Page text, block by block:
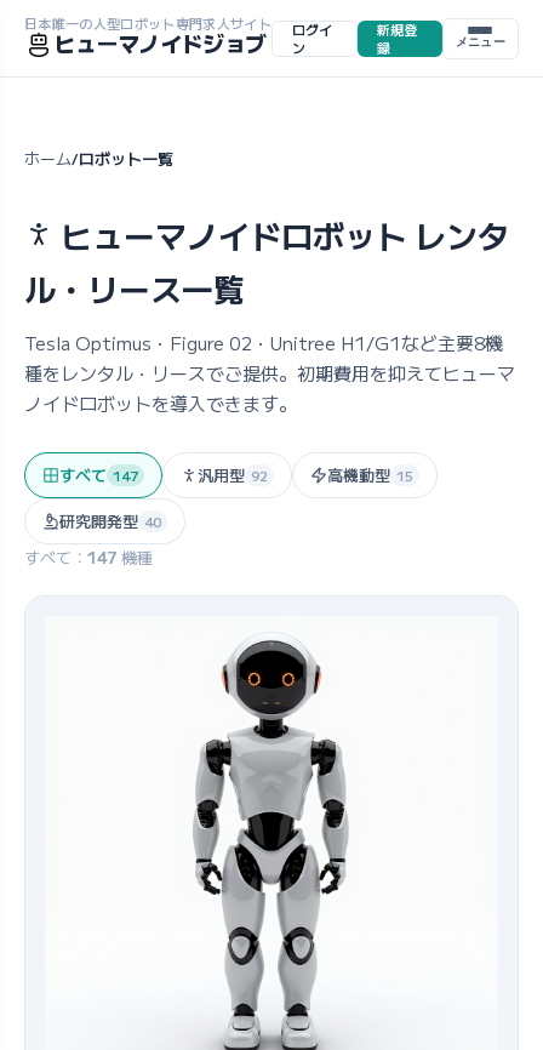
日本唯一の人型ロボット専門求人サイト
ヒューマノイドジョブ
ログイ
ン
新規登
録
メニュー
ホーム/ロボット一覧
ヒューマノイドロボット レンタ
ル・リース一覧
Tesla Optimus・Figure 02・Unitree H1/G1など主要8機
種をレンタル・リースでご提供。初期費用を抑えてヒューマ
ノイドロボットを導入できます。
すべて 147 汎用型 92 高機動型 15
研究開発型 40
すべて： 147 機種